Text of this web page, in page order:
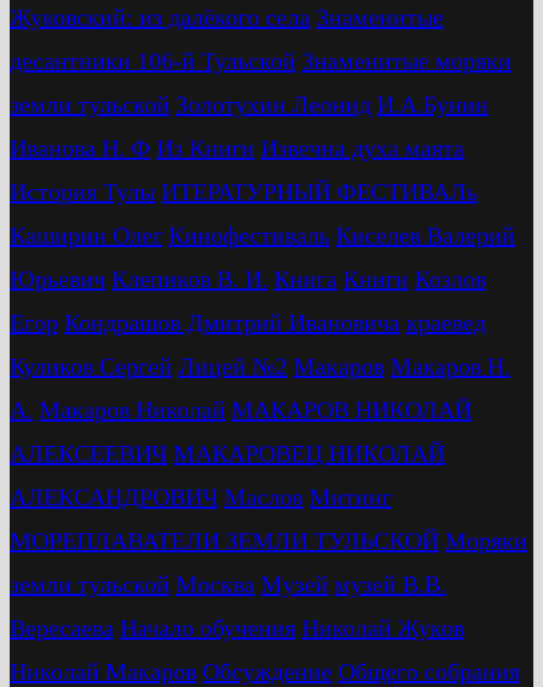
Жуковский: из далёкого села Знаменитые
десантники 106-й Тульской Знаменитые моряки
земли тульской Золотухин Леонид И.А.Бунин
Иванова Н. Ф Из Книги Извечна духа маята
История Тулы ИТЕРАТУРНЫЙ ФЕСТИВАЛь
Каширин Олег Кинофестиваль Киселев Валерий
Юрьевич Клепиков В. И. Книга Книги Козлов
Егор Кондрашов Дмитрий Ивановича краевед
Куликов Сергей Лицей №2 Макаров Макаров Н.
А. Макаров Николай МАКАРОВ НИКОЛАЙ
АЛЕКСЕЕВИЧ МАКАРОВЕЦ НИКОЛАЙ
АЛЕКСАНДРОВИЧ Маслов Митинг
МОРЕПЛАВАТЕЛИ ЗЕМЛИ ТУЛЬСКОЙ Моряки
земли тульской Москва Музей музей В.В.
Вересаева Начало обучения Николай Жуков
Николай Макаров Обсуждение Общего собрания